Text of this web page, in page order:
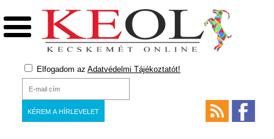
Elfogadom az Adatvédelmi Tájékoztatót!